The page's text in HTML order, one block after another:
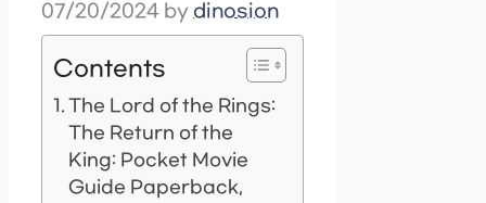
07/20/2024 by dinosion
Contents
The Lord of the Rings:
The Return of the
King: Pocket Movie
Guide Paperback,